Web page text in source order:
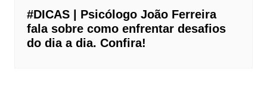
#DICAS | Psicólogo João Ferreira
fala sobre como enfrentar desafios
do dia a dia. Confira!